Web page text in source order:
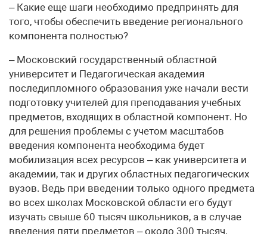
– Какие еще шаги необходимо предпринять для
того, чтобы обеспечить введение регионального
компонента полностью?
– Московский государственный областной
университет и Педагогическая академия
последипломного образования уже начали вести
подготовку учителей для преподавания учебных
предметов, входящих в областной компонент. Но
для решения проблемы с учетом масштабов
введения компонента необходима будет
мобилизация всех ресурсов – как университета и
академии, так и других областных педагогических
вузов. Ведь при введении только одного предмета
во всех школах Московской области его будут
изучать свыше 60 тысяч школьников, а в случае
введения пяти предметов – около 300 тысяч.